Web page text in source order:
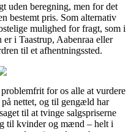
uden beregning, men for det
bestemt pris. Som alternativ
mulighed for fragt, som i
i Taastrup, Aabenraa eller
til et afhentningssted.
for os alle at vurdere
nettet, og til gengæld har
til at tvinge salgspriserne
til kvinder og mænd – helt i